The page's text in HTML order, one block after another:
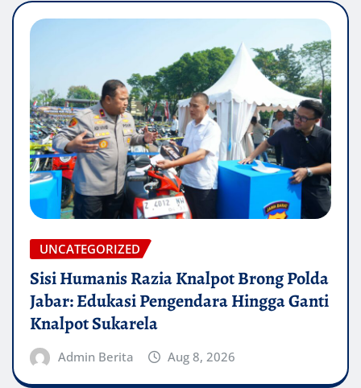
UNCATEGORIZED
Sisi Humanis Razia Knalpot Brong Polda
Jabar: Edukasi Pengendara Hingga Ganti
Knalpot Sukarela
Admin Berita Aug 8, 2026